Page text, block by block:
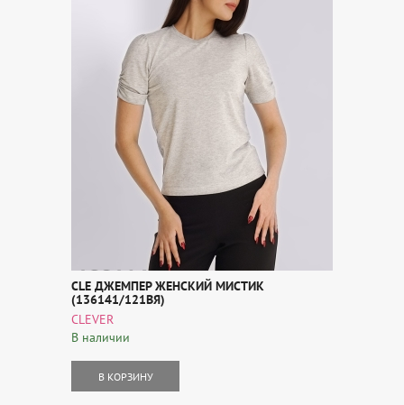
CLE ДЖЕМПЕР ЖЕНСКИЙ МИСТИК
(136141/121ВЯ)
CLEVER
В наличии
В КОРЗИНУ